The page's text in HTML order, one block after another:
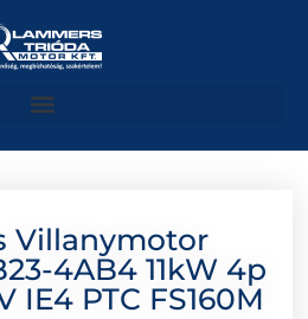
Villanymotor
4AB4 11kW 4p
IE4 PTC FS160M